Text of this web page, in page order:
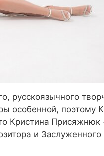
русскоязычного
особенной, поэтому
Кристина Присяжнюк
и Заслуженного